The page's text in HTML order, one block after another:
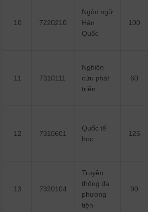
10 7220210
Ngôn ngữ
Hàn
Quốc
100
11 7310111
Nghiên
cứu phát
triển
60
12 7310601
Quốc tế
học
125
13 7320104
Truyền
thông đa
phương
tiện
90